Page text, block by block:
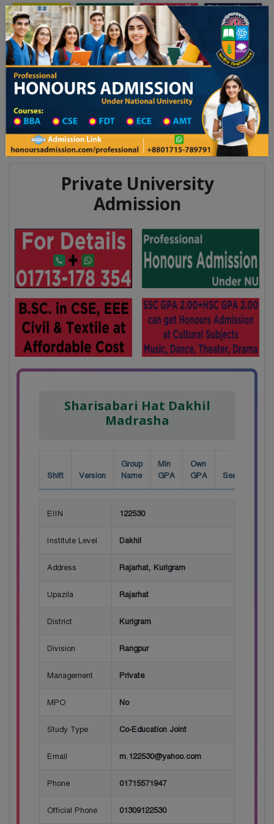
Toggle navigation অনার্স ভর্তি প্রফেশনাল অনার্স
Updates
২০২৫-২৬ শিক্ষাবর্ষের ১ম বর্ষের ভর্তি আবেদন বিজ্ঞপ্তি ঢাকা বিশ্ববিদ্যালয় ২০২৫-২৬
Madrasah in Kurigram District
Madrasah List
Madrasah Information
Private University
Admission
Sharisabari Hat Dakhil
Madrasha
Shift Version
Group
Name
Min
GPA
Own
GPA
Seat
EIIN 122530
Institute Level Dakhil
Address Rajarhat, Kurigram
Upazila Rajarhat
District Kurigram
Division Rangpur
Management Private
MPO No
Study Type Co-Education Joint
Email m.122530@yahoo.com
Phone 01715571947
Official Phone 01309122530